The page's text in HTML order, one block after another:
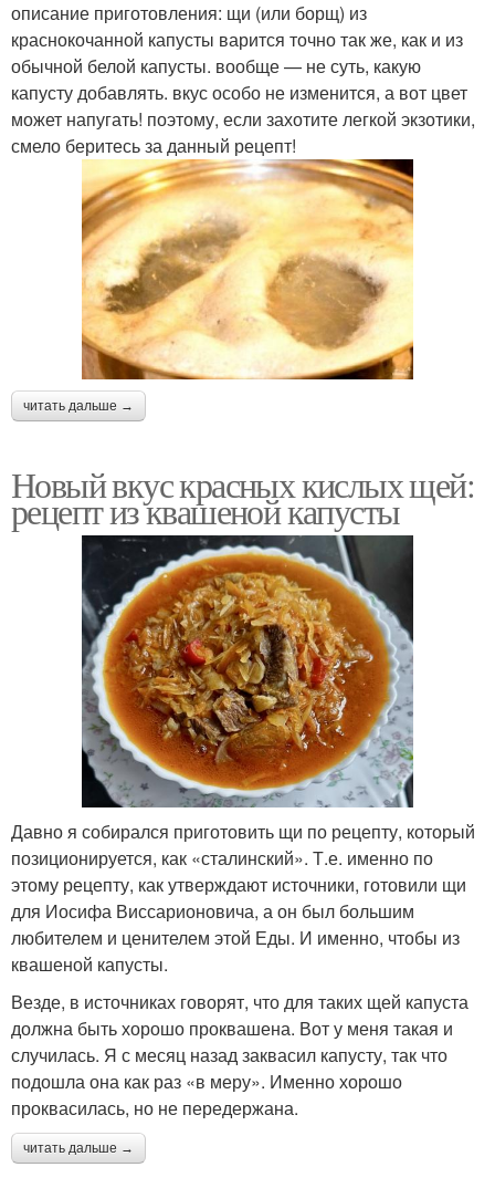
описание приготовления: щи (или борщ) из
краснокочанной капусты варится точно так же, как и из
обычной белой капусты. вообще — не суть, какую
капусту добавлять. вкус особо не изменится, а вот цвет
может напугать! поэтому, если захотите легкой экзотики,
смело беритесь за данный рецепт!
читать дальше →
Новый вкус красных кислых щей:
рецепт из квашеной капусты
Давно я собирался приготовить щи по рецепту, который
позиционируется, как «сталинский». Т.е. именно по
этому рецепту, как утверждают источники, готовили щи
для Иосифа Виссарионовича, а он был большим
любителем и ценителем этой Еды. И именно, чтобы из
квашеной капусты.
Везде, в источниках говорят, что для таких щей капуста
должна быть хорошо проквашена. Вот у меня такая и
случилась. Я с месяц назад заквасил капусту, так что
подошла она как раз «в меру». Именно хорошо
проквасилась, но не передержана.
читать дальше →